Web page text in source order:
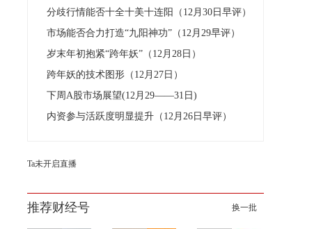
分歧行情能否十全十美十连阳（12月30日早评）
市场能否合力打造“九阳神功”（12月29早评）
岁末年初抱紧“跨年妖”（12月28日）
跨年妖的技术图形（12月27日）
下周A股市场展望(12月29——31日)
内资参与活跃度明显提升（12月26日早评）
Ta未开启直播
推荐财经号 换一批